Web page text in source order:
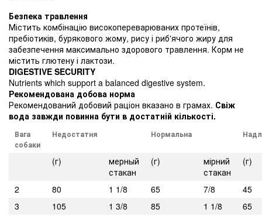
Безпека травлення
Містить комбінацію високопереварюваних протеїнів,
пребіотиків, бурякового жому, рису і риб'ячого жиру для
забезпечення максимально здорового травлення. Корм не
містить глютену і лактози.
DIGESTIVE SECURITY
Nutrients which support a balanced digestive system.
Рекомендована добова норма
Рекомендований добовий раціон вказано в грамах. Свіж
вода завжди повинна бути в достатній кількості.
Вага
собаки
Недостатня Нормальна
(г)
мерный
стакан
(г)
мірний
стакан
(г)
2 80 1 1/8 65 7/8
45
3
105 1 3/8 85 1 1/8
65